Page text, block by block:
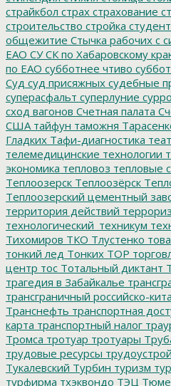
страйкбол страх страхование
строительство стройка студент
общежитие Стычка рабочих с
ЕАО СУ СК по Хабаровскому
по ЕАО субботнее чтиво
Суд суд присяжных судебные
суперасфальт суперлуние
сход вагонов Счетная палата
США тайфун таможня
Гладких Тафи-диагностика
телемедицинские технологии
экономика тепловоз тепловые
Теплоозерск Теплоозёрск
Теплоозерский цементный
территория действий
технологический_техникум
Тихомиров ТКО Тлустенко
тонкий лед Тонких ТОР
центр тос Тотальный диктант
трагедия в Забайкалье
трансграничный российско-
Транснефть транспортная
карта транспортный налог
Тромса тротуар тротуары
трудовые ресурсы
Тукалевский Турбин туризм
турфирма тхэквондо ТЭЦ